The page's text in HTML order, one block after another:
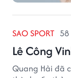
SAO SPORT
Lê Công
Quang Hải đã